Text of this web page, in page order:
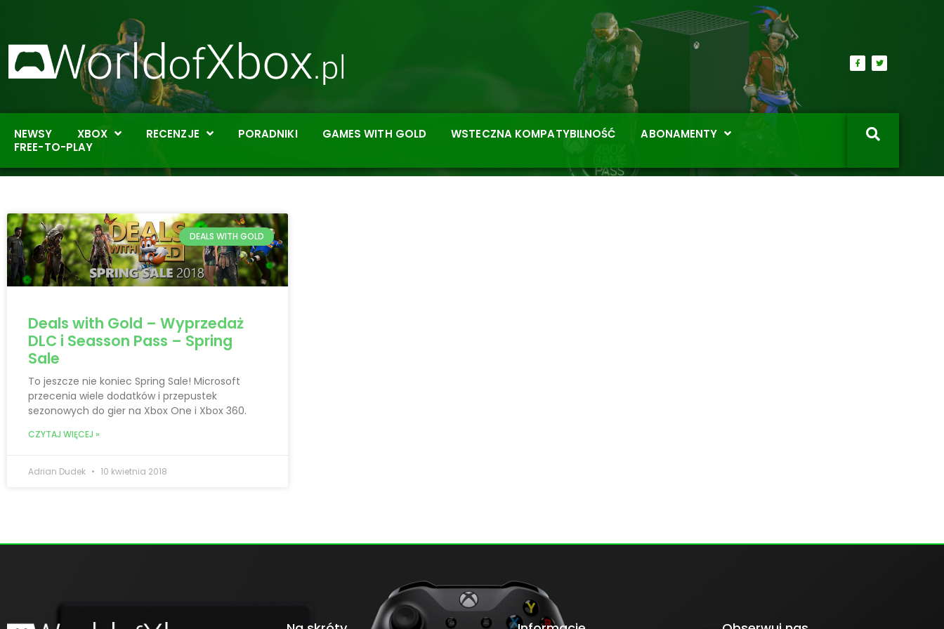
NEWSY XBOX RECENZJE PORADNIKI GAMES WITH GOLD WSTECZNA KOMPATYBILNOŚĆ
ABONAMENTY
FREE-TO-PLAY
DEALS WITH GOLD
Deals with Gold – Wyprzedaż
DLC i Seasson Pass – Spring
Sale
To jeszcze nie koniec Spring Sale! Microsoft
przecenia wiele dodatków i przepustek
sezonowych do gier na Xbox One i Xbox 360.
CZYTAJ WIĘCEJ »
Adrian Dudek 10 kwietnia 2018